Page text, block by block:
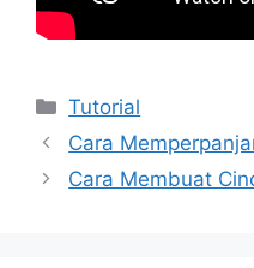
Kategori
Tutorial
Cara
Cara Membuat